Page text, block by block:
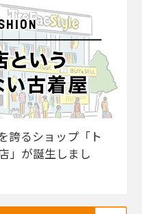
誇るショップ「ト
」が誕生しまし